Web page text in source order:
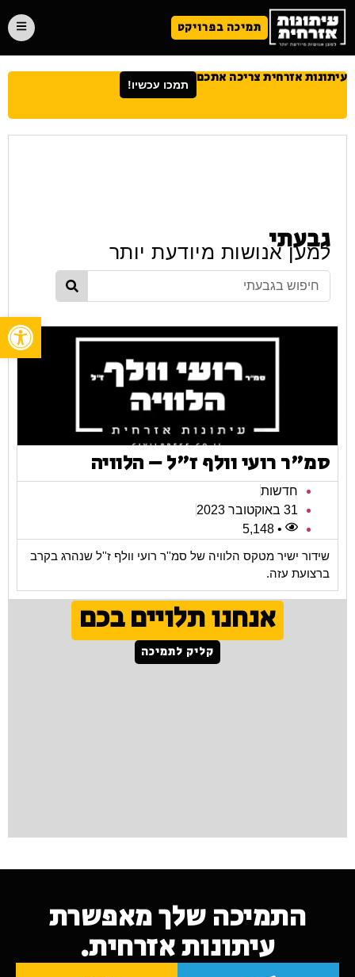
תמיכה בפרויקט
עיתונות אזרחית צריכה אתכם תמכו עכשיו!
גבעתי
למען אנושות מיודעת יותר
סמ"ר רועי וולף ז"ל – הלוויה
חדשות
31 באוקטובר 2023
• 5,148
שידור ישיר מטקס הלוויה של סמ''ר רועי וולף ז''ל שנהרג בקרב
ברצועת עזה.
אנחנו תלויים בכם
קליק לתמיכה
התמיכה שלך מאפשרת
עיתונות אזרחית.